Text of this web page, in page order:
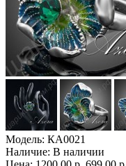
Модель: КА0021
Наличие: В наличии